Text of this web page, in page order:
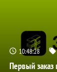
10:48:27
Первый заказ